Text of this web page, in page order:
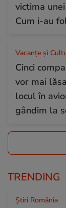
victima
Cum i-au
Vacanțe și
Cinci
vor mai
locul în
gândim la
TRENDING
Știri România